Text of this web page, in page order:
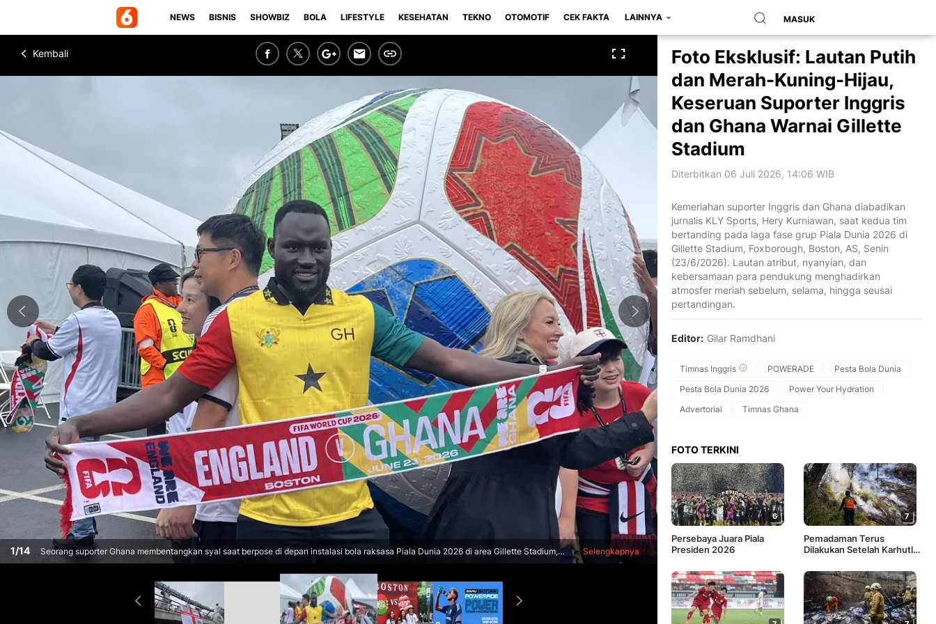
NEWS BISNIS SHOWBIZ BOLA LIFESTYLE KESEHATAN TEKNO OTOMOTIF CEK FAKTA LAINNYA MASUK
1/14
Seorang suporter Ghana membentangkan syal saat berpose di depan instalasi bola raksasa Piala Dunia 2026 di area Gillette Stadium,
Foxborough, Boston, AS, Senin (23/6/2026). Antusiasme suporter kedua tim mewarnai laga fase grup Piala Dunia 2026 antara Inggris dan
Selengkapnya
/14
(23/6/2026). Ribuan pendukung kedua tim memadati
Kurniawan/Adv/Powerade)
Foto Eksklusif: Lautan Putih
dan Merah-Kuning-Hijau,
Keseruan Suporter Inggris
dan Ghana Warnai Gillette
Stadium
Diterbitkan 06 Juli 2026, 14:06 WIB
Kemeriahan suporter Inggris dan Ghana diabadikan
jurnalis KLY Sports, Hery Kurniawan, saat kedua tim
bertanding pada laga fase grup Piala Dunia 2026 di
Gillette Stadium, Foxborough, Boston, AS, Senin
(23/6/2026). Lautan atribut, nyanyian, dan
kebersamaan para pendukung menghadirkan
atmosfer meriah sebelum, selama, hingga seusai
pertandingan.
Editor: Gilar Ramdhani
Timnas Inggris POWERADE
Pesta Bola Dunia
Pesta Bola Dunia 2026
Power Your Hydration
Advertorial
Timnas Ghana
FOTO TERKINI
6
Persebaya Juara Piala
Presiden 2026
7
Pemadaman Terus
Dilakukan Setelah Karhutla